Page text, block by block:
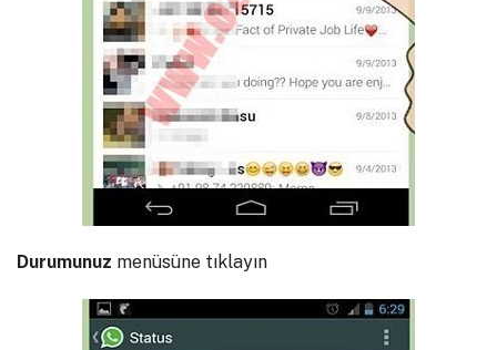
Durumunuz menüsüne tıklayın